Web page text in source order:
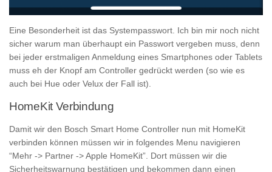
Eine Besonderheit ist das Systempasswort. Ich bin mir noch nicht
sicher warum man überhaupt ein Passwort vergeben muss, denn
bei jeder erstmaligen Anmeldung eines Smartphones oder Tablets
muss eh der Knopf am Controller gedrückt werden (so wie es
auch bei Hue oder Velux der Fall ist).
HomeKit Verbindung
Damit wir den Bosch Smart Home Controller nun mit HomeKit
verbinden können müssen wir in folgendes Menu navigieren
“Mehr -> Partner -> Apple HomeKit”. Dort müssen wir die
Sicherheitswarnung bestätigen und bekommen dann einen